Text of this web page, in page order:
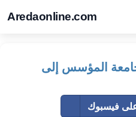
Aredaonline.com
المؤسس إلى
فيسبوك